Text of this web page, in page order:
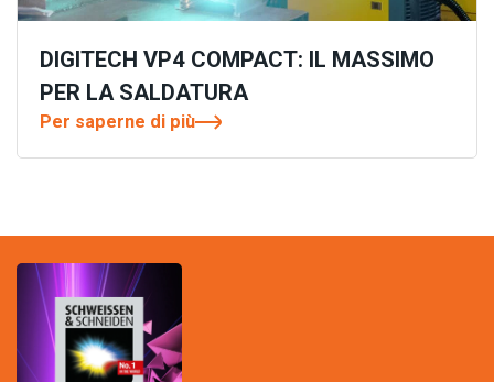
DIGITECH VP4 COMPACT: IL MASSIMO
PER LA SALDATURA
Per saperne di più